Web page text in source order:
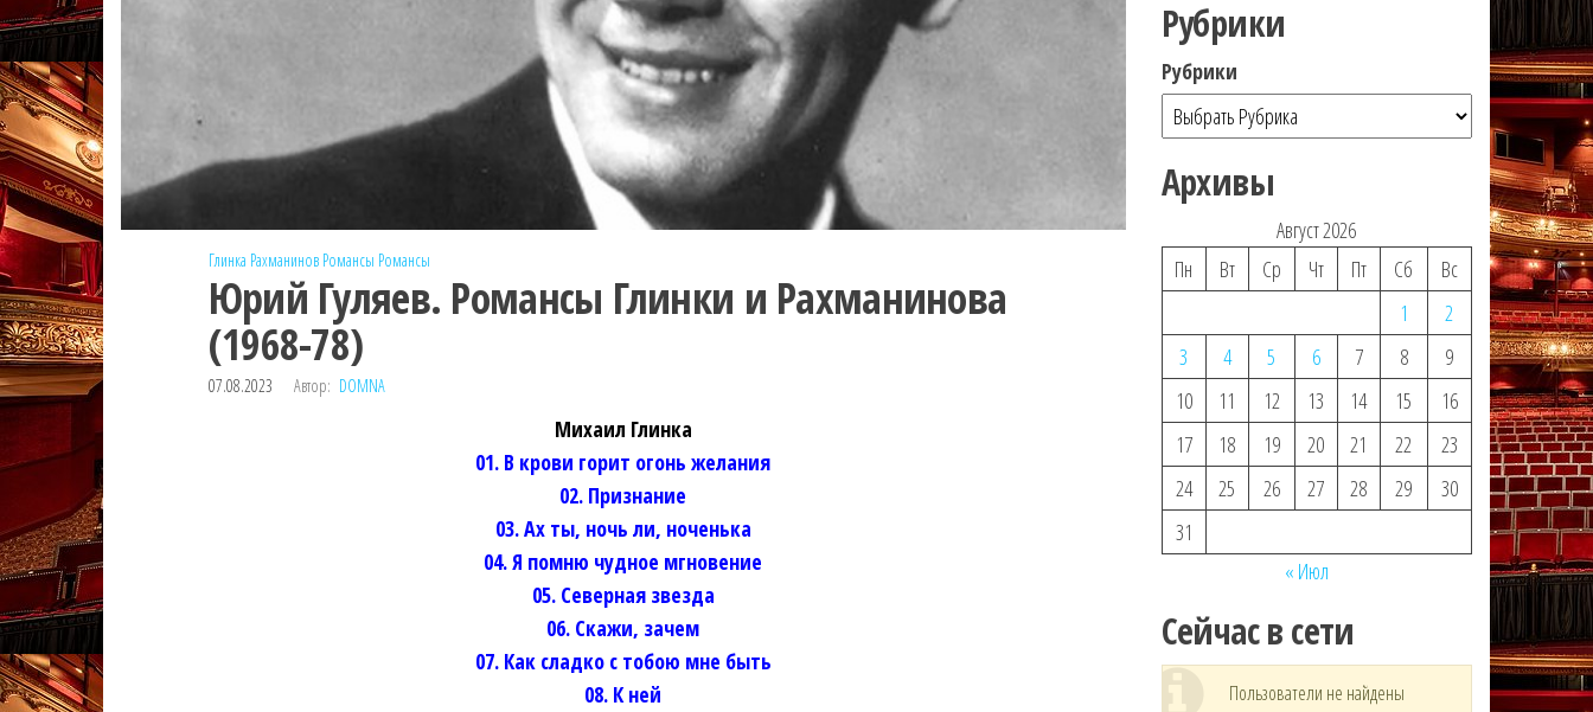
Глинка Рахманинов Романсы Романсы
Юрий Гуляев. Романсы Глинки и Рахманинова
(1968-78)
07.08.2023 Автор: DOMNA
Михаил Глинка
01. В крови горит огонь желания
02. Признание
03. Ах ты, ночь ли, ноченька
04. Я помню чудное мгновение
05. Северная звезда
06. Скажи, зачем
07. Как сладко с тобою мне быть
08. К ней
Рубрики
Рубрики
Архивы
Август 2026
Пн
Вт Ср Чт Пт Сб
Вс
1
2
3
4 5 6 7 8
9
10
11 12 13 14 15
16
17
18 19 20 21 22
23
24
25 26 27 28 29
30
31
« Июл
Сейчас в сети
Пользователи не найдены